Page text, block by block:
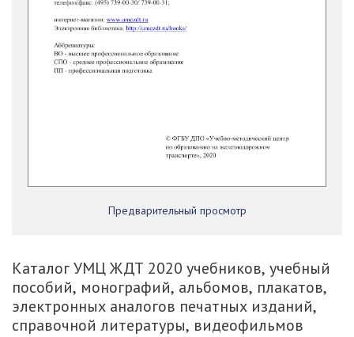
Предварительный просмотр
Каталог УМЦ ЖДТ 2020 учебников, учебный
пособий, монографий, альбомов, плакатов,
электронных аналогов печатных изданий,
справочной литературы, видеофильмов